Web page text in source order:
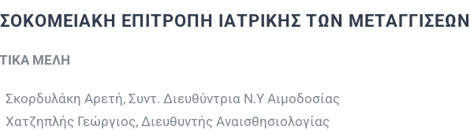
ΕΠΙΤΡΟΠΗ ΙΑΤΡΙΚΗΣ ΤΩΝ ΜΕΤΑΓΓΙΣΕΩΝ
ΜΕΛΗ
Σκορδυλάκη Αρετή, Συντ. Διευθύντρια Ν.Υ Αιμοδοσίας
Χατζηπλής Γεώργιος, Διευθυντής Αναισθησιολογίας